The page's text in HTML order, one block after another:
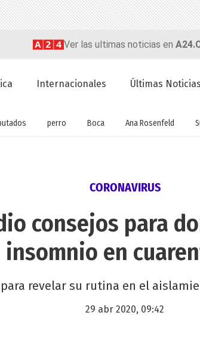
Ver las ultimas noticias en
Internacionales Últimas Noticias
perro Boca Ana Rosenfeld
CORONAVIRUS
consejos para
insomnio en
revelar su rutina en el
29 abr 2020, 09:42